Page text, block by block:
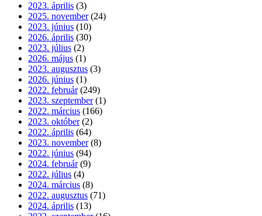
2023. április (3)
2025. november (24)
2023. június (10)
2026. április (30)
2023. július (2)
2026. május (1)
2023. augusztus (3)
2026. június (1)
2022. február (249)
2023. szeptember (1)
2022. március (166)
2023. október (2)
2022. április (64)
2023. november (8)
2022. június (94)
2024. február (9)
2022. július (4)
2024. március (8)
2022. augusztus (71)
2024. április (13)